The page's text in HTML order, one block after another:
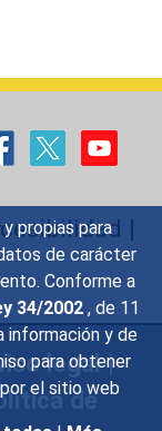
propias para
de carácter
Conforme a
34/2002 , de 11
información y de
para obtener
el sitio web
|
legal|
de